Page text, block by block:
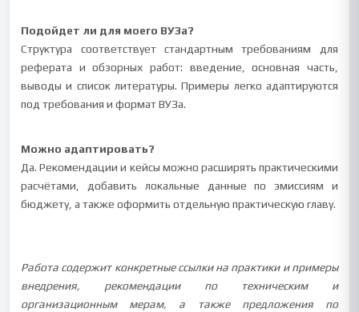
Подойдет ли для моего ВУЗа?
Структура соответствует стандартным требованиям для
реферата и обзорных работ: введение, основная часть,
выводы и список литературы. Примеры легко адаптируются
под требования и формат ВУЗа.
Можно адаптировать?
Да. Рекомендации и кейсы можно расширять практическими
расчётами, добавить локальные данные по эмиссиям и
бюджету, а также оформить отдельную практическую главу.
Работа содержит конкретные ссылки на практики и примеры
внедрения, рекомендации по техническим и
организационным мерам, а также предложения по